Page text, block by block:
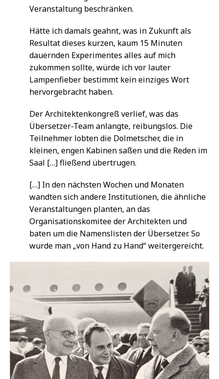
Veranstaltung beschränken.
Hätte ich damals geahnt, was in Zukunft als
Resultat dieses kurzen, kaum 15 Minuten
dauernden Experimentes alles auf mich
zukommen sollte, würde ich vor lauter
Lampenfieber bestimmt kein einziges Wort
hervorgebracht haben.
Der Architektenkongreß verlief, was das
Übersetzer-Team anlangte, reibungslos. Die
Teilnehmer lobten die Dolmetscher, die in
kleinen, engen Kabinen saßen und die Reden im
Saal […] fließend übertrugen.
[…] In den nächsten Wochen und Monaten
wandten sich andere Institutionen, die ähnliche
Veranstaltungen planten, an das
Organisationskomitee der Architekten und
baten um die Namenslisten der Übersetzer. So
wurde man „von Hand zu Hand“ weitergereicht.